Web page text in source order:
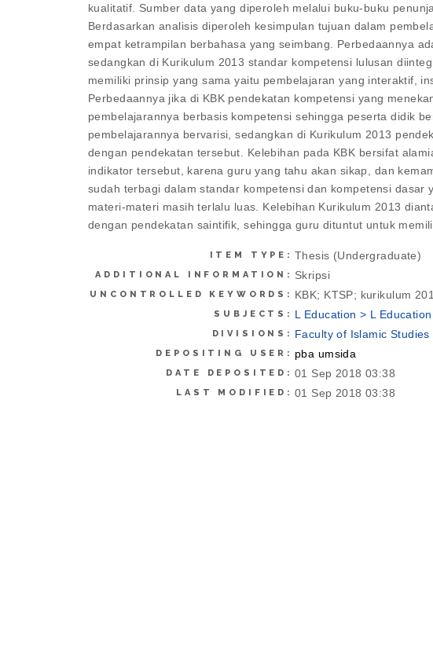
kualitatif. Sumber data yang diperoleh melalui buku-buku
Berdasarkan analisis diperoleh kesimpulan tujuan dalam
empat ketrampilan berbahasa yang seimbang. Perbedaannya
sedangkan di Kurikulum 2013 standar kompetensi lulusan
memiliki prinsip yang sama yaitu pembelajaran yang interaktif,
Perbedaannya jika di KBK pendekatan kompetensi yang
pembelajarannya berbasis kompetensi sehingga peserta didik
pembelajarannya bervarisi, sedangkan di Kurikulum 2013
dengan pendekatan tersebut. Kelebihan pada KBK bersifat
indikator tersebut, karena guru yang tahu akan sikap, dan
sudah terbagi dalam standar kompetensi dan kompetensi
materi-materi masih terlalu luas. Kelebihan Kurikulum 2013
dengan pendekatan saintifik, sehingga guru dituntut untuk
ITEM TYPE: Thesis (Undergraduate)
ADDITIONAL INFORMATION: Skripsi
UNCONTROLLED KEYWORDS: KBK; KTSP; kurikulum
SUBJECTS: L Education > L
DIVISIONS: Faculty of Islamic
DEPOSITING USER: pba umsida
DATE DEPOSITED: 01 Sep 2018 03:38
LAST MODIFIED: 01 Sep 2018 03:38